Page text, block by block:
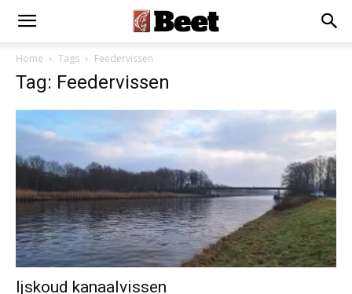
Home Tags Feedervissen
Tag: Feedervissen
Ijskoud kanaalvissen